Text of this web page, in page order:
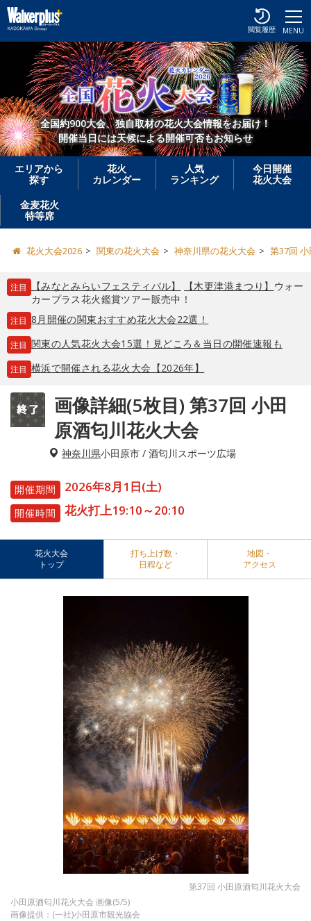
MENU
閲覧履歴
全国約900大会、独自取材の花火大会情報をお届け！
開催当日には天候による開催可否もお知らせ
エリアから
探す
花火
カレンダー
人気
ランキング
今日開催
花火大会
金麦花火
特等席
花火大会2026 関東の花火大会 神奈川県の花火大会 第37回
注目 【みなとみらいフェスティバル】 【木更津港まつり】 ウォー
カープラス花火鑑賞ツアー販売中！
注目 8月開催の関東おすすめ花火大会22選！
注目 関東の人気花火大会15選！見どころ＆当日の開催速報も
注目 横浜で開催される花火大会【2026年】
画像詳細(5枚目) 第37回 小田
原酒匂川花火大会
神奈川県小田原市 / 酒匂川スポーツ広場
開催期間 2026年8月1日(土)
開催時間 花火打上19:10～20:10
花火大会
トップ
打ち上げ数・
日程など
地図・
アクセス
第37回 小田原酒匂川花火大会
小田原酒匂川花火大会 画像(5/5)
画像提供：(一社)小田原市観光協会